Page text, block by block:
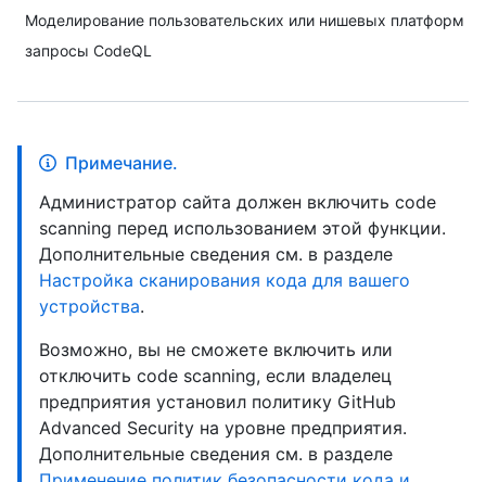
Моделирование пользовательских или нишевых платформ
запросы CodeQL
Примечание.
Администратор сайта должен включить code
scanning перед использованием этой функции.
Дополнительные сведения см. в разделе
Настройка сканирования кода для вашего
устройства.
Возможно, вы не сможете включить или
отключить code scanning, если владелец
предприятия установил политику GitHub
Advanced Security на уровне предприятия.
Дополнительные сведения см. в разделе